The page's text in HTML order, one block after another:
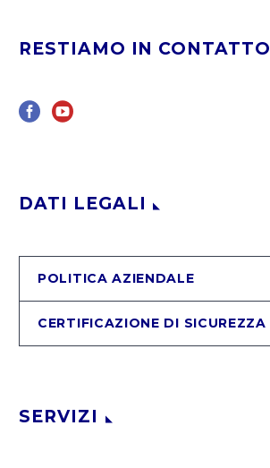
RESTIAMO IN CONTATTO
DATI LEGALI
POLITICA AZIENDALE
CERTIFICAZIONE DI SICUREZZA
SERVIZI